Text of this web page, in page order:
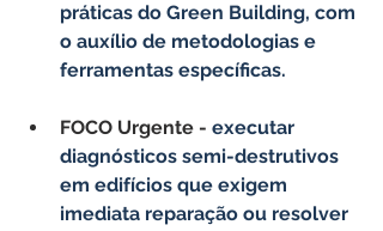
práticas do Green Building, com
o auxílio de metodologias e
ferramentas específicas.
FOCO Urgente - executar
diagnósticos semi-destrutivos
em edifícios que exigem
imediata reparação ou resolver